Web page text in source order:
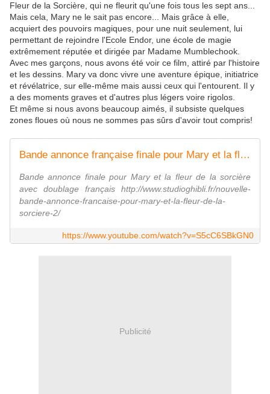
Fleur de la Sorcière, qui ne fleurit qu'une fois tous les sept ans...
Mais cela, Mary ne le sait pas encore... Mais grâce à elle,
acquiert des pouvoirs magiques, pour une nuit seulement, lui
permettant de rejoindre l'Ecole Endor, une école de magie
extrêmement réputée et dirigée par Madame Mumblechook.
Avec mes garçons, nous avons été voir ce film, attiré par l'histoire
et les dessins. Mary va donc vivre une aventure épique, initiatrice
et révélatrice, sur elle-même mais aussi ceux qui l'entourent. Il y
a des moments graves et d'autres plus légers voire rigolos.
Et même si nous avons beaucoup aimés, il subsiste quelques
zones floues où nous ne sommes pas sûrs d'avoir tout compris!
Bande annonce française finale pour Mary et la fleur de la sorcière
Bande annonce finale pour Mary et la fleur de la sorcière
avec doublage français http://www.studioghibli.fr/nouvelle-
bande-annonce-francaise-pour-mary-et-la-fleur-de-la-
sorciere-2/
https://www.youtube.com/watch?v=S5cC6SBkGN0
Publicité